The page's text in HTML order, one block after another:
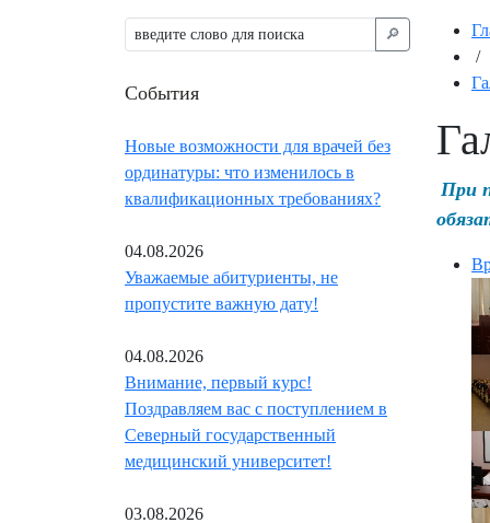
🔎︎
События
Новые возможности для врачей без
ординатуры: что изменилось в
квалификационных требованиях?
04.08.2026
Уважаемые абитуриенты, не
пропустите важную дату!
04.08.2026
Внимание, первый курс!
Поздравляем вас с поступлением в
Северный государственный
медицинский университет!
03.08.2026
/
При